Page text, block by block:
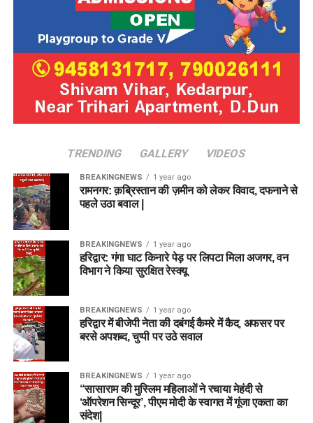
TRENDING GALLERY VIDEOS
BREAKINGNEWS 1 year ago
रामनगर: क़ब्रिस्तान की ज़मीन को लेकर विवाद, दफनाने से
पहले उठा बवाल |
BREAKINGNEWS 1 year ago
हरिद्वार: गंगा घाट किनारे पेड़ पर लिपटा मिला अजगर, वन
विभाग ने किया सुरक्षित रेस्क्यू
BREAKINGNEWS 1 year ago
हरिद्वार में बीजेपी नेता की दबंगई कैमरे में कैद, अफसर पर
बरसे अपशब्द, चुप्पी पर उठे सवाल
BREAKINGNEWS 1 year ago
“सासाराम की मुस्लिम महिलाओं ने रचाया मेहंदी से
‘ऑपरेशन सिन्दूर’, पीएम मोदी के स्वागत में गूंजा एकता का
संदेश|